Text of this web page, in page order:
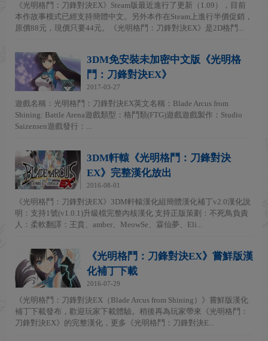
《光明格鬥：刀鋒對決EX》Steam版最近進行了更新（1.09），目前
本作故事模式已經支持簡體中文。另外本作在Steam上進行半價促銷，
原價88元，現價只要44元。《光明格鬥：刀鋒對決EX》是2D格鬥...
3DM免安裝未加密中文版《光明格
鬥：刀鋒對決EX》
2017-03-27
遊戲名稱：光明格鬥：刀鋒對決EX英文名稱：Blade Arcus from
Shining: Battle Arena遊戲類型：格鬥類(FTG)遊戲遊戲製作：Studio
Saizensen遊戲發行：...
3DM軒轅《光明格鬥：刀鋒對決
EX》完整漢化放出
2016-08-01
《光明格鬥：刀鋒對決EX》3DM軒轅漢化組簡體漢化補丁v2.0漢化說
明：支持1號(v1.0.1)升級檔完整內核漢化 支持正版策劃：不死鳥負責
人：柔軟翻譯：王賁、amber、MeowSe、霖仙夢、Eli...
《光明格鬥：刀鋒對決EX》嘗鮮版漢
化補丁下載
2016-07-29
《光明格鬥：刀鋒對決EX（Blade Arcus from Shining）》嘗鮮版漢化
補丁下載發布，歡迎玩家下載體驗。稍後再為玩家帶來《光明格鬥：
刀鋒對決EX》的完整漢化，更多《光明格鬥：刀鋒對決E...